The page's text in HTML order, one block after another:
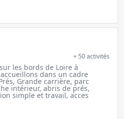
+ 50 activités
les bords de Loire à
dans un cadre
Grande carrière, parc
intérieur, abris de prés,
simple et travail, acces